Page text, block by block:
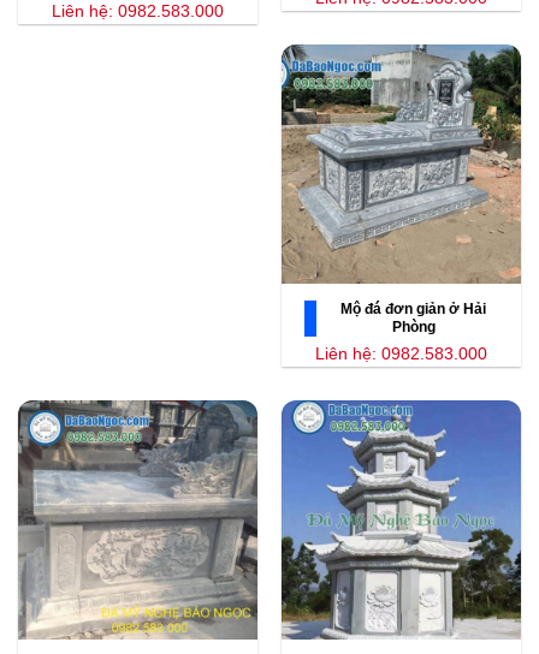
Liên hệ: 0982.583.000
Mộ đá đơn giản ở Hải
Phòng
Liên hệ: 0982.583.000